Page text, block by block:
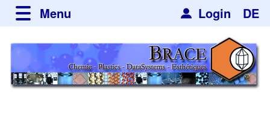
Login DE
Menu
about BRACE
Services
Newsticker
News
Newsletter